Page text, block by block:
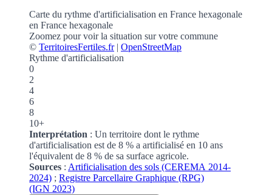
Carte du rythme d'artificialisation en France hexagonale
en France hexagonale
Zoomez pour voir la situation sur votre commune
© TerritoiresFertiles.fr| OpenStreetMap
Rythme d'artificialisation
0
2
4
6
8
10+
Interprétation : Un territoire dont le rythme
d'artificialisation est de 8 % a artificialisé en 10 ans
l'équivalent de 8 % de sa surface agricole.
Sources : Artificialisation des sols (CEREMA 2014-
2024) ; Registre Parcellaire Graphique (RPG)
(IGN 2023)